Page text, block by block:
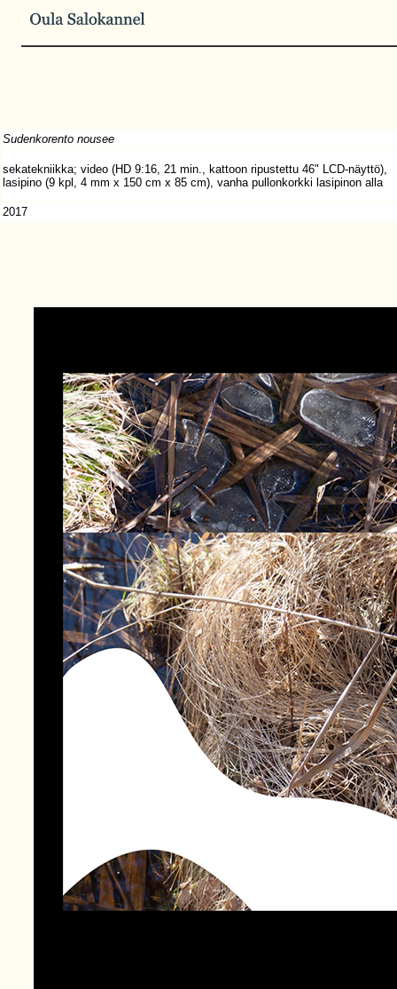
Sudenkorento nousee
sekatekniikka; video (HD 9:16, 21 min., kattoon ripustettu 46" LCD-näyttö),
lasipino (9 kpl, 4 mm x 150 cm x 85 cm), vanha pullonkorkki lasipinon alla
2017